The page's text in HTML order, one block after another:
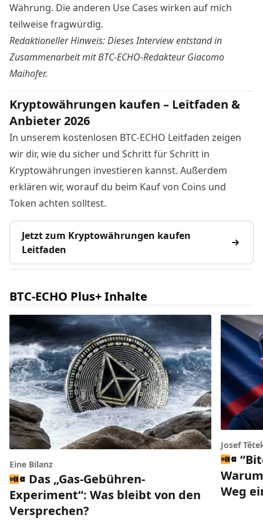
Währung. Die anderen Use Cases wirken auf mich
teilweise fragwürdig.
Redaktioneller Hinweis: Dieses Interview entstand in
Zusammenarbeit mit BTC-ECHO-Redakteur Giacomo
Maihofer.
Kryptowährungen kaufen – Leitfaden &
Anbieter 2026
In unserem kostenlosen BTC-ECHO Leitfaden zeigen
wir dir, wie du sicher und Schritt für Schritt in
Kryptowährungen investieren kannst. Außerdem
erklären wir, worauf du beim Kauf von Coins und
Token achten solltest.
Jetzt zum Kryptowährungen kaufen
Leitfaden
BTC-ECHO Plus+ Inhalte
Eine Bilanz
Das „Gas-Gebühren-
Experiment“: Was bleibt von den
Versprechen?
Josef
Weg